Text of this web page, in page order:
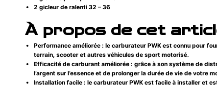
2 gicleur de ralenti 32 – 36
À propos de cet
Performance améliorée : le carburateur PWK est connu pour
terrain, scooter et autres véhicules de sport motorisé.
Efficacité de carburant améliorée : grâce à son système de
l’argent sur l’essence et de prolonger la durée de vie de votre
Installation facile : le carburateur PWK est facile à installer et